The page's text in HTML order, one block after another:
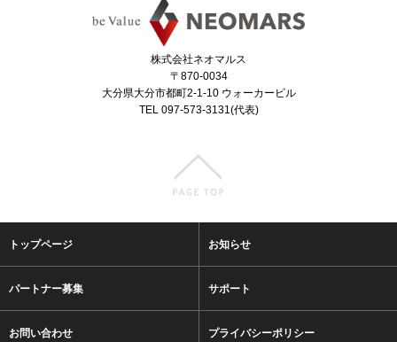
株式会社ネオマルス
〒870-0034
大分県大分市都町2-1-10 ウォーカービル
TEL 097-573-3131(代表)
トップページ お知らせ
パートナー募集 サポート
お問い合わせ プライバシーポリシー